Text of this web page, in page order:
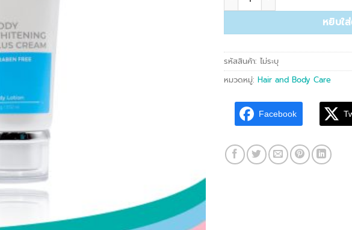
หยิบใ
รหัสสินค้า: ไม่ระบุ
หมวดหมู่: Hair and Body Care
Facebook